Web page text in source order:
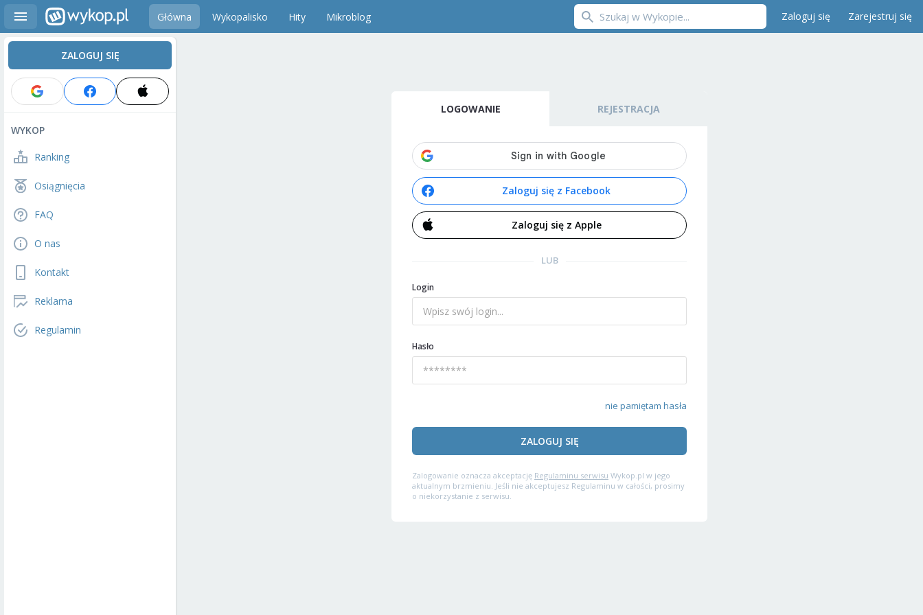
Główna Wykopalisko Hity Mikroblog Zaloguj się Zarejestruj się
ZALOGUJ SIĘ
WYKOP
Ranking
Osiągnięcia
FAQ
O nas
Kontakt
Reklama
Regulamin
LOGOWANIE REJESTRACJA
Zaloguj się z Facebook
Zaloguj się z Apple
LUB
Login
Hasło
nie pamiętam hasła
ZALOGUJ SIĘ
Zalogowanie oznacza akceptację Regulaminu serwisu Wykop.pl w jego
aktualnym brzmieniu. Jeśli nie akceptujesz Regulaminu w całości, prosimy
o niekorzystanie z serwisu.